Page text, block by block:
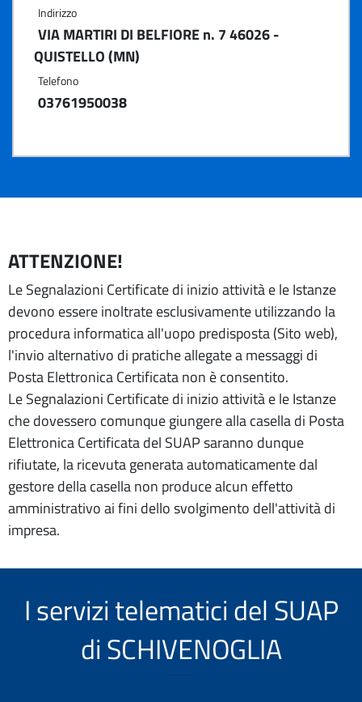
Indirizzo
VIA MARTIRI DI BELFIORE n. 7 46026 -
QUISTELLO (MN)
Telefono
03761950038
ATTENZIONE!
Le Segnalazioni Certificate di inizio attività e le Istanze
devono essere inoltrate esclusivamente utilizzando la
procedura informatica all'uopo predisposta (Sito web),
l'invio alternativo di pratiche allegate a messaggi di
Posta Elettronica Certificata non è consentito.
Le Segnalazioni Certificate di inizio attività e le Istanze
che dovessero comunque giungere alla casella di Posta
Elettronica Certificata del SUAP saranno dunque
rifiutate, la ricevuta generata automaticamente dal
gestore della casella non produce alcun effetto
amministrativo ai fini dello svolgimento dell'attività di
impresa.
I servizi telematici del SUAP
di SCHIVENOGLIA